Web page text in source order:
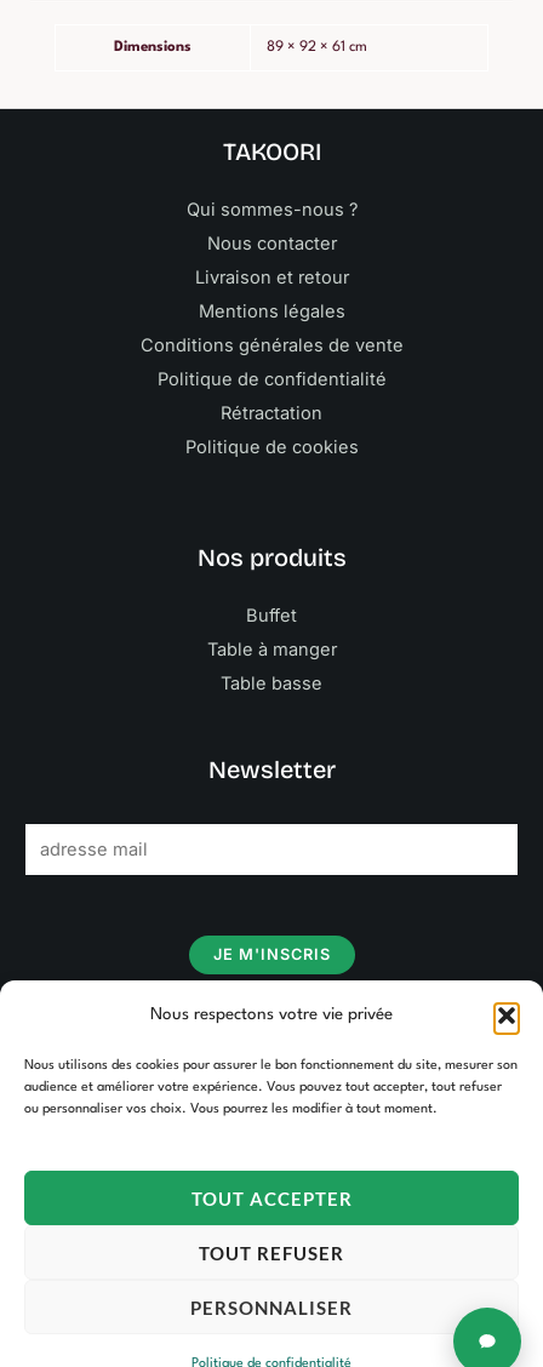
Nous respectons votre vie privée
Nous utilisons des cookies pour assurer le bon fonctionnement du site, mesurer son
audience et améliorer votre expérience. Vous pouvez tout accepter, tout refuser
ou personnaliser vos choix. Vous pourrez les modifier à tout moment.
TOUT ACCEPTER
TOUT REFUSER
PERSONNALISER
Politique de confidentialité
Dimensions 89 × 92 × 61 cm
TAKOORI
Qui sommes-nous ?
Nous contacter
Livraison et retour
Mentions légales
Conditions générales de vente
Politique de confidentialité
Rétractation
Politique de cookies
Nos produits
Buffet
Table à manger
Table basse
Newsletter
m
JE M'INSCRIS